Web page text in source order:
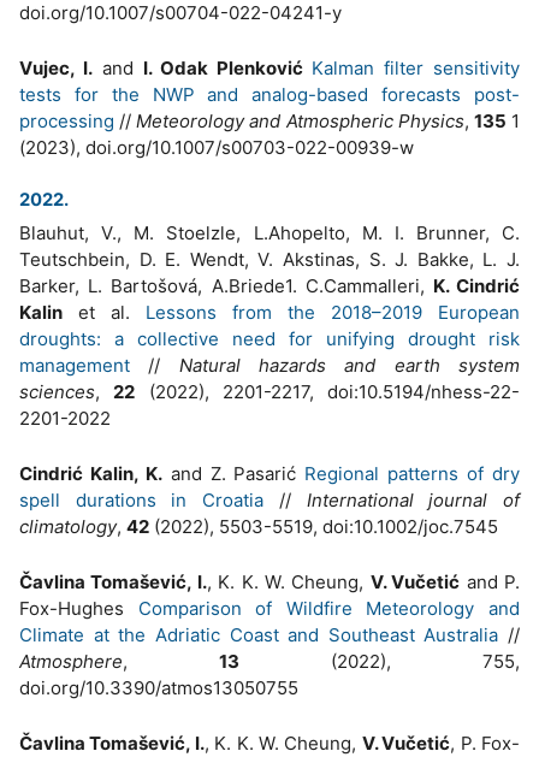
doi.org/10.1007/s00704-022-04241-y
Vujec, I. and I. Odak Plenković Kalman filter sensitivity
tests for the NWP and analog-based forecasts post-
processing //Meteorology and Atmospheric Physics, 135 1
(2023), doi.org/10.1007/s00703-022-00939-w
2022.
Blauhut, V., M. Stoelzle, L.Ahopelto, M. I. Brunner, C.
Teutschbein, D. E. Wendt, V. Akstinas, S. J. Bakke, L. J.
Barker, L. Bartošová, A.Briede1. C.Cammalleri, K. Cindrić
Kalin et al. Lessons from the 2018–2019 European
droughts: a collective need for unifying drought risk
management // Natural hazards and earth system
sciences,22 (2022), 2201-2217, doi:10.5194/nhess-22-
2201-2022
Cindrić Kalin, K.and Z. Pasarić Regional patterns of dry
spell durations in Croatia // International journal of
climatology, 42 (2022), 5503-5519, doi:10.1002/joc.7545
Čavlina Tomašević, I., K. K. W. Cheung, V. Vučetić and P.
Fox-Hughes Comparison of Wildfire Meteorology and
Climate at the Adriatic Coast and Southeast Australia //
Atmosphere, 13 (2022), 755,
doi.org/10.3390/atmos13050755
Čavlina Tomašević, I., K. K. W. Cheung, V. Vučetić, P. Fox-